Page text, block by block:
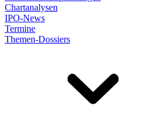
Chartanalysen
IPO-News
Termine
Themen-Dossiers